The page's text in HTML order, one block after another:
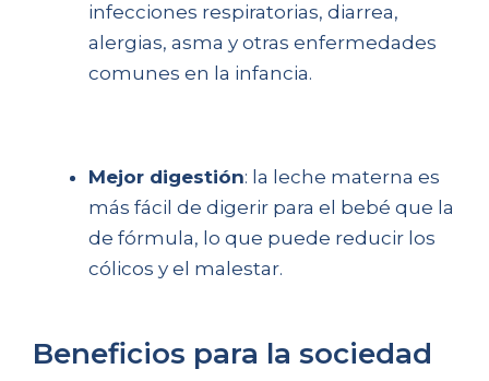
infecciones respiratorias, diarrea,
alergias, asma y otras enfermedades
comunes en la infancia.
Mejor digestión: la leche materna es
más fácil de digerir para el bebé que la
de fórmula, lo que puede reducir los
cólicos y el malestar.
Beneficios para la sociedad